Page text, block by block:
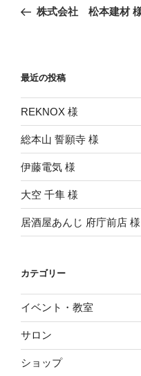
ナ
ー
シ
ョ
ン
の
株式会社 松本建材
最近の投稿
REKNOX 様
総本山 誓願寺 様
伊藤電気 様
大空 千隼 様
居酒屋あんじ 府庁前店 様
カテゴリー
イベント・教室
サロン
ショップ